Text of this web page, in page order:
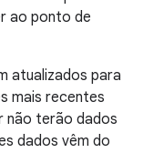
ao ponto de
atualizados para
mais recentes
não terão dados
dados vêm do